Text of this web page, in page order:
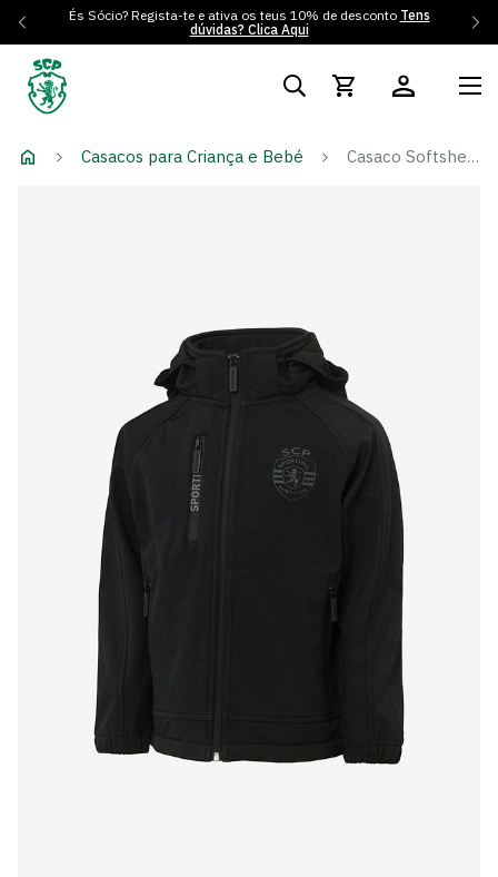
És Sócio? Regista-te e ativa os teus 10% de desconto Tens
dúvidas? Clica Aqui
Casacos para Criança e Bebé Casaco Softshell Preto - Criança